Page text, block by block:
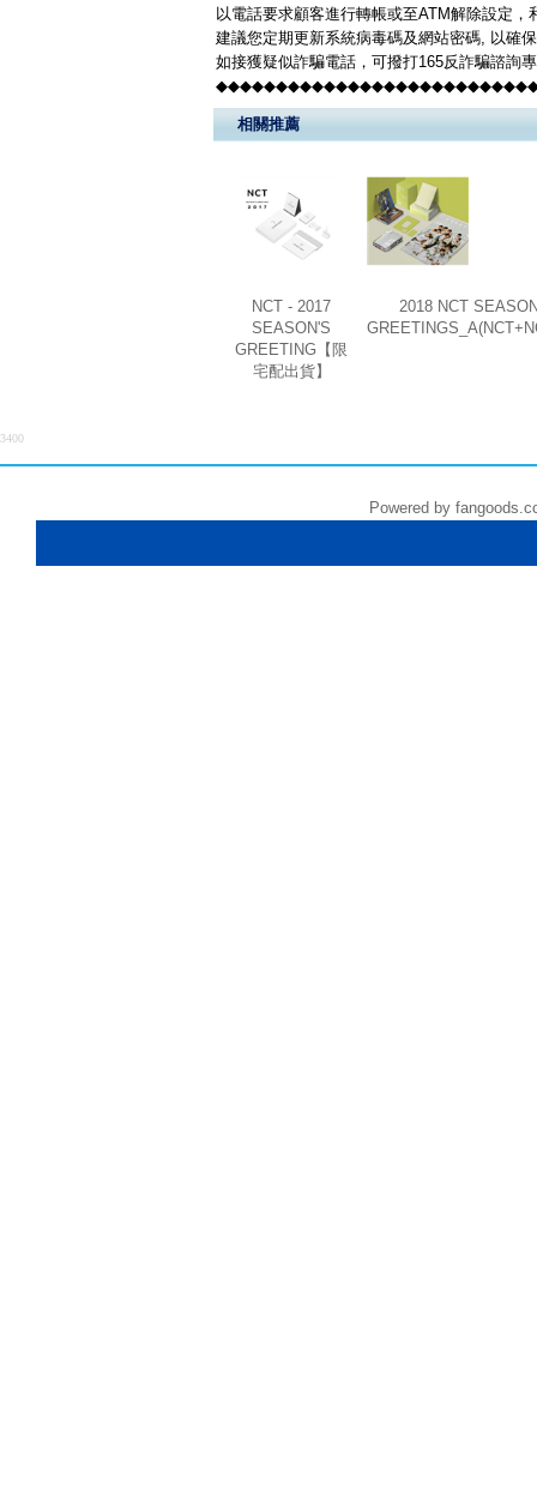
以電話要求顧客進行轉帳或至ATM解除設定
建議您定期更新系統病毒碼及網站密碼, 以確
如接獲疑似詐騙電話，可撥打165反詐騙諮詢
相關推薦
NCT - 2017
SEASON'S
GREETING【限
宅配出貨】
2018 NCT
3400
Powered by